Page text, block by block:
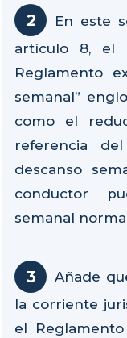
En este
artículo 8, el
Reglamento
semanal”
como el
referencia
descanso
conductor
semanal
Añade
la corriente
el